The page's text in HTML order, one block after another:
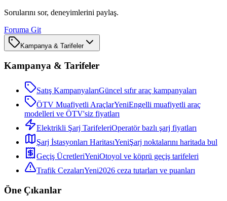
Sorularını sor, deneyimlerini paylaş.
Foruma Git
Kampanya & Tarifeler
Kampanya & Tarifeler
Satış KampanyalarıGüncel sıfır araç kampanyaları
ÖTV Muafiyetli AraçlarYeniEngelli muafiyetli araç
modelleri ve ÖTV'siz fiyatları
Elektrikli Şarj TarifeleriOperatör bazlı şarj fiyatları
Şarj İstasyonları HaritasıYeniŞarj noktalarını haritada bul
Geçiş ÜcretleriYeniOtoyol ve köprü geçiş tarifeleri
Trafik CezalarıYeni2026 ceza tutarları ve puanları
Öne Çıkanlar